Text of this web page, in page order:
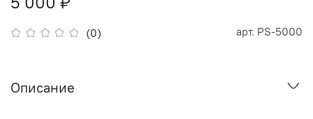
(0) арт. PS-5000
Описание